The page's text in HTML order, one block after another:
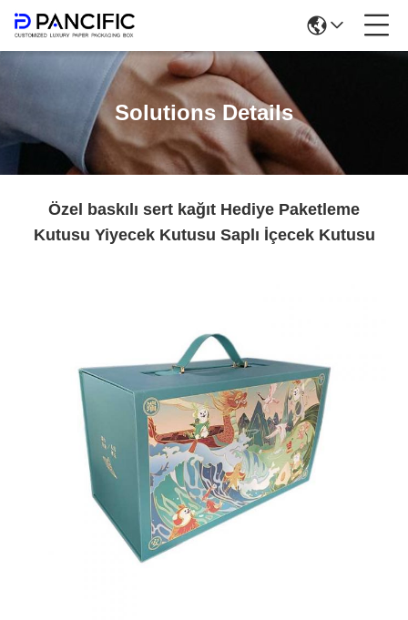
Solutions Details
Özel baskılı sert kağıt Hediye Paketleme
Kutusu Yiyecek Kutusu Saplı İçecek Kutusu